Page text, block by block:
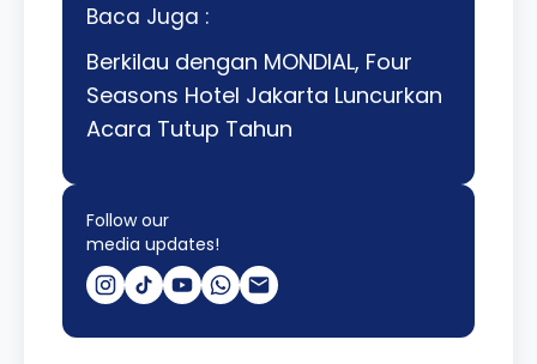
Baca Juga :
Berkilau dengan MONDIAL, Four
Seasons Hotel Jakarta Luncurkan
Acara Tutup Tahun
Follow our
media updates!